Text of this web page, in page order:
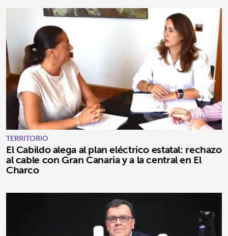
TERRITORIO
El Cabildo alega al plan eléctrico estatal: rechazo
al cable con Gran Canaria y a la central en El
Charco